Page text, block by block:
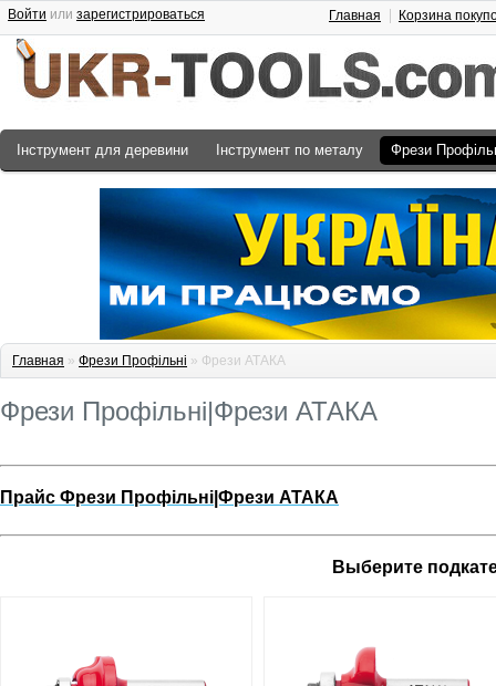
Войти или зарегистрироваться Главная Корзина
Інструмент для деревини Інструмент по металу Фрези
Главная » Фрези Профільні » Фрези АТАКА
Фрези Профільні|Фрези АТАКА
Прайс Фрези Профільні|Фрези АТАКА
Выберите